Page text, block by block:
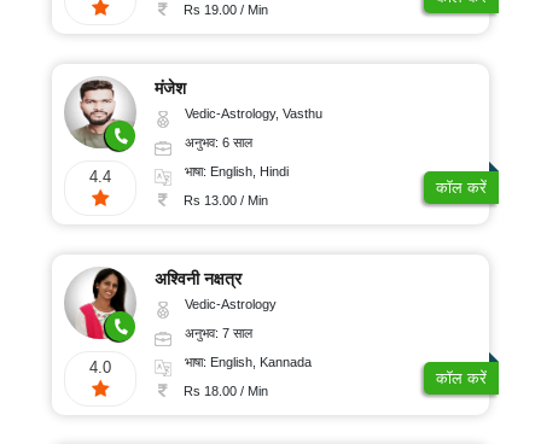
Rs 19.00 / Min
4.4
मंजेश
Vedic-Astrology, Vasthu
अनुभव: 6 साल
भाषा: English, Hindi
Rs 13.00 / Min
कॉल करें
4.0
अश्विनी नक्षत्र
Vedic-Astrology
अनुभव: 7 साल
भाषा: English, Kannada
Rs 18.00 / Min
कॉल करें